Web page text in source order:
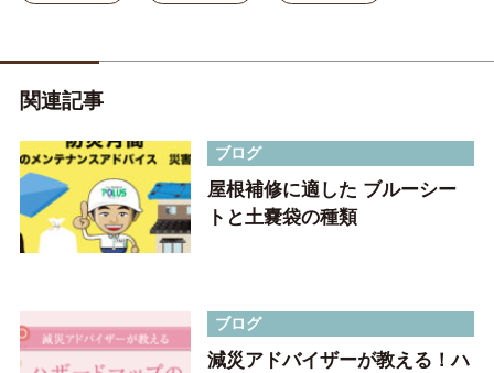
関連記事
ブログ
屋根補修に適した ブルーシー
トと土嚢袋の種類
ブログ
減災アドバイザーが教える！ハ